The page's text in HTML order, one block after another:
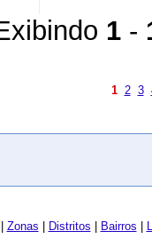
1-
1 2 3
Zonas Distritos Bairros